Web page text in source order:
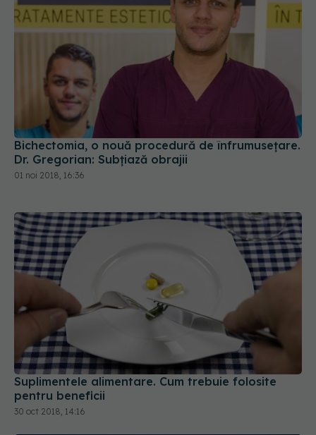
Bichectomia, o nouă procedură de înfrumusețare.
Dr. Gregorian: Subțiază obrajii
01 noi 2018, 16:36
Suplimentele alimentare. Cum trebuie folosite
pentru beneficii
30 oct 2018, 14:16